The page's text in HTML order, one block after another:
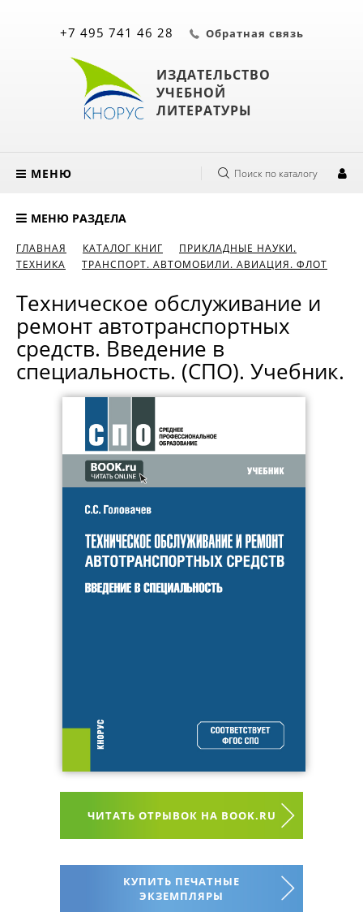
ИЗДАТЕЛЬСТВО
УЧЕБНОЙ
ЛИТЕРАТУРЫ
+7 495 741 46 28 Обратная связь
МЕНЮ Поиск по каталогу
МЕНЮ РАЗДЕЛА
ГЛАВНАЯ КАТАЛОГ КНИГ
ПРИКЛАДНЫЕ НАУКИ.
ТЕХНИКА
ТРАНСПОРТ. АВТОМОБИЛИ. АВИАЦИЯ. ФЛОТ
Техническое обслуживание и
ремонт автотранспортных
средств. Введение в
специальность. (СПО). Учебник.
ЧИТАТЬ ОТРЫВОК НА BOOK.RU
КУПИТЬ ПЕЧАТНЫЕ
ЭКЗЕМПЛЯРЫ